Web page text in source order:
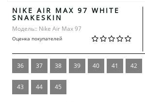
NIKE AIR MAX 97 WHITE
SNAKESKIN
Модель:: Nike Air Max 97
Оценка покупателей
36 37 38 39 40 41 42
43 44 45